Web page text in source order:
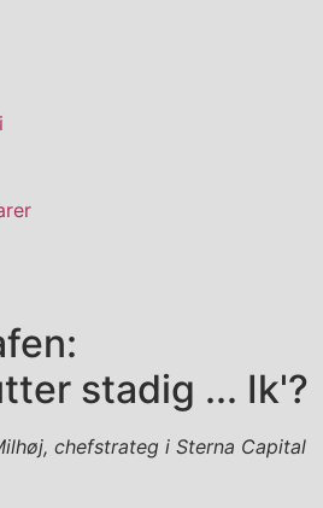
stadig ... Ik'?
chefstrateg i Sterna Capital